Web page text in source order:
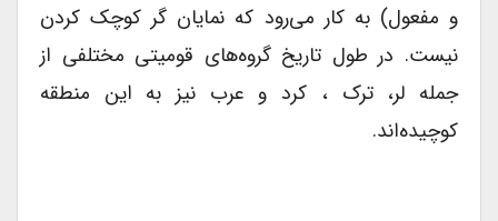
و مفعول) به کار می‌رود که نمایان گر کوچک کردن
نیست. در طول تاریخ گروه‌های قومیتی مختلفی از
جمله لر، ترک ، کرد و عرب نیز به این منطقه
کوچیده‌اند.